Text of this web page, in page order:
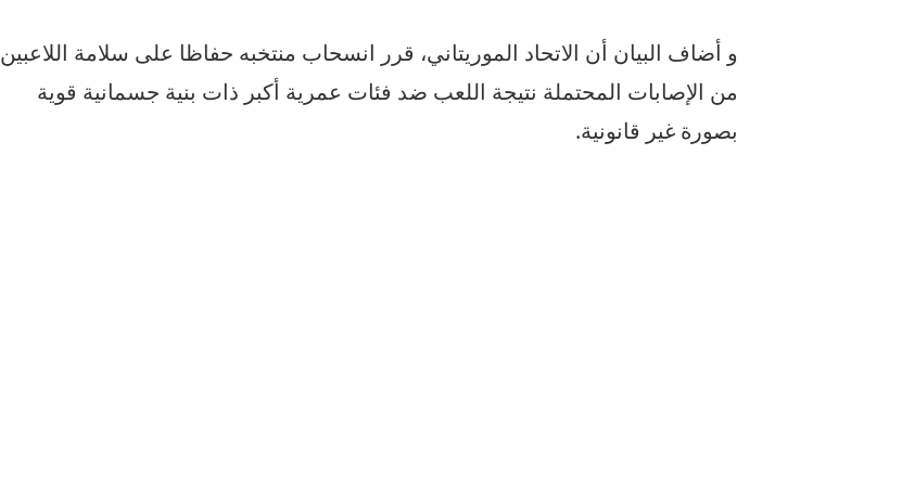
و أضاف البيان أن الاتحاد الموريتاني، قرر انسحاب منتخبه حفاظا على سلامة اللاعبين
من الإصابات المحتملة نتيجة اللعب ضد فئات عمرية أكبر ذات بنية جسمانية قوية
بصورة غير قانونية.